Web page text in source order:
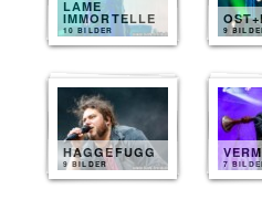
LAME
IMMORTELLE
10 BILDER 9
HAGGEFUGG
9 BILDER 7